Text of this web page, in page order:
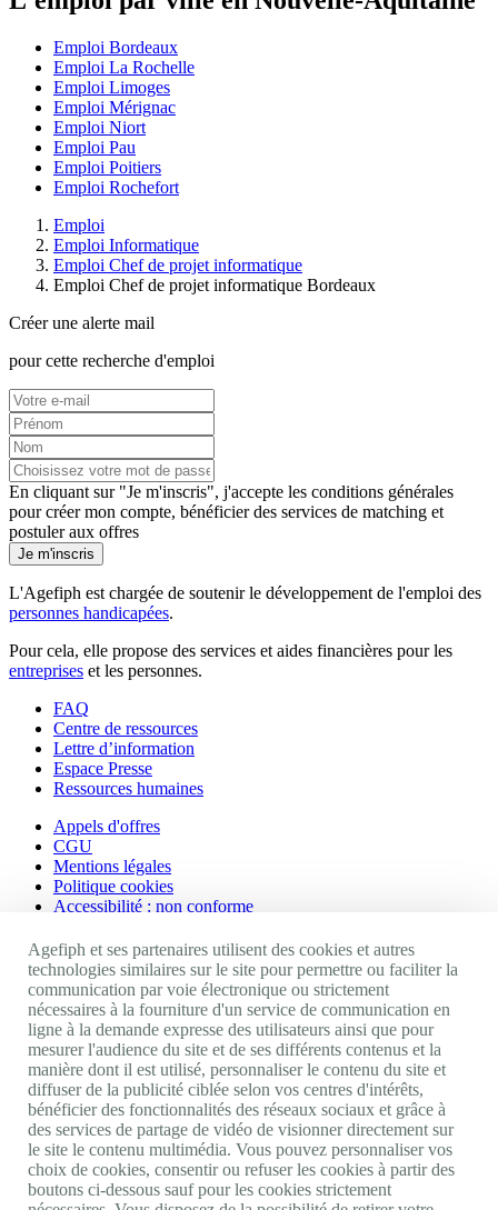
Emploi Bordeaux
Emploi La Rochelle
Emploi Limoges
Emploi Mérignac
Emploi Niort
Emploi Pau
Emploi Poitiers
Emploi Rochefort
Emploi
Emploi Informatique
Emploi Chef de projet informatique
Emploi Chef de projet informatique Bordeaux
Créer une alerte mail
pour cette recherche d'emploi
En cliquant sur "Je m'inscris", j'accepte les conditions générales
pour créer mon compte, bénéficier des services de matching et
postuler aux offres
Je m'inscris
L'Agefiph est chargée de soutenir le développement de l'emploi des
personnes handicapées.
Pour cela, elle propose des services et aides financières pour les
entreprises et les personnes.
FAQ
Centre de ressources
Lettre d’information
Espace Presse
Ressources humaines
Appels d'offres
CGU
Mentions légales
Politique cookies
Accessibilité : non conforme
Nos autres sites
Site portail Agefiph
Activateur de progrès
Handinnov
Innovation et recherche
Université du RRH
Service AppuiPro
Nous suivre
Youtube
Agefiph et ses partenaires utilisent des cookies et autres
technologies similaires sur le site pour permettre ou faciliter la
communication par voie électronique ou strictement
nécessaires à la fourniture d'un service de communication en
ligne à la demande expresse des utilisateurs ainsi que pour
mesurer l'audience du site et de ses différents contenus et la
manière dont il est utilisé, personnaliser le contenu du site et
diffuser de la publicité ciblée selon vos centres d'intérêts,
bénéficier des fonctionnalités des réseaux sociaux et grâce à
des services de partage de vidéo de visionner directement sur
le site le contenu multimédia. Vous pouvez personnaliser vos
choix de cookies, consentir ou refuser les cookies à partir des
boutons ci-dessous sauf pour les cookies strictement